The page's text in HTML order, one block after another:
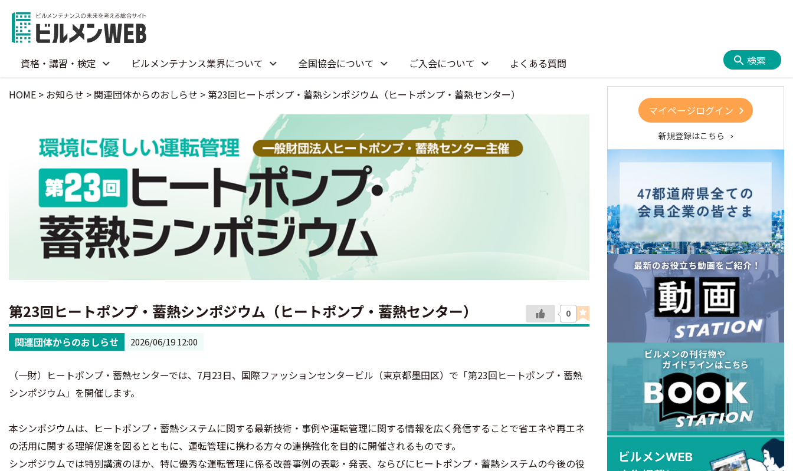
資格・講習・検定 ビルメンテナンス業界について 全国協会について ご入会について よくある質問 検索
HOME > お知らせ > 関連団体からのおしらせ >第23回ヒートポンプ・蓄熱シンポジウム（ヒートポンプ・蓄熱センター）
第23回ヒートポンプ・蓄熱シンポジウム（ヒートポンプ・蓄熱センター） 0
関連団体からのおしらせ 2026/06/19 12:00
（一財）ヒートポンプ・蓄熱センターでは、7月23日、国際ファッションセンタービル（東京都墨田区）で「第23回ヒートポンプ・蓄熱
シンポジウム」を開催します。
本シンポジウムは、ヒートポンプ・蓄熱システムに関する最新技術・事例や運転管理に関する情報を広く発信することで省エネや再エネ
の活用に関する理解促進を図るとともに、運転管理に携わる方々の連携強化を目的に開催されるものです。
シンポジウムでは特別講演のほか、特に優秀な運転管理に係る改善事例の表彰・発表、ならびにヒートポンプ・蓄熱システムの今後の役
マイページログイン
新規登録はこちら